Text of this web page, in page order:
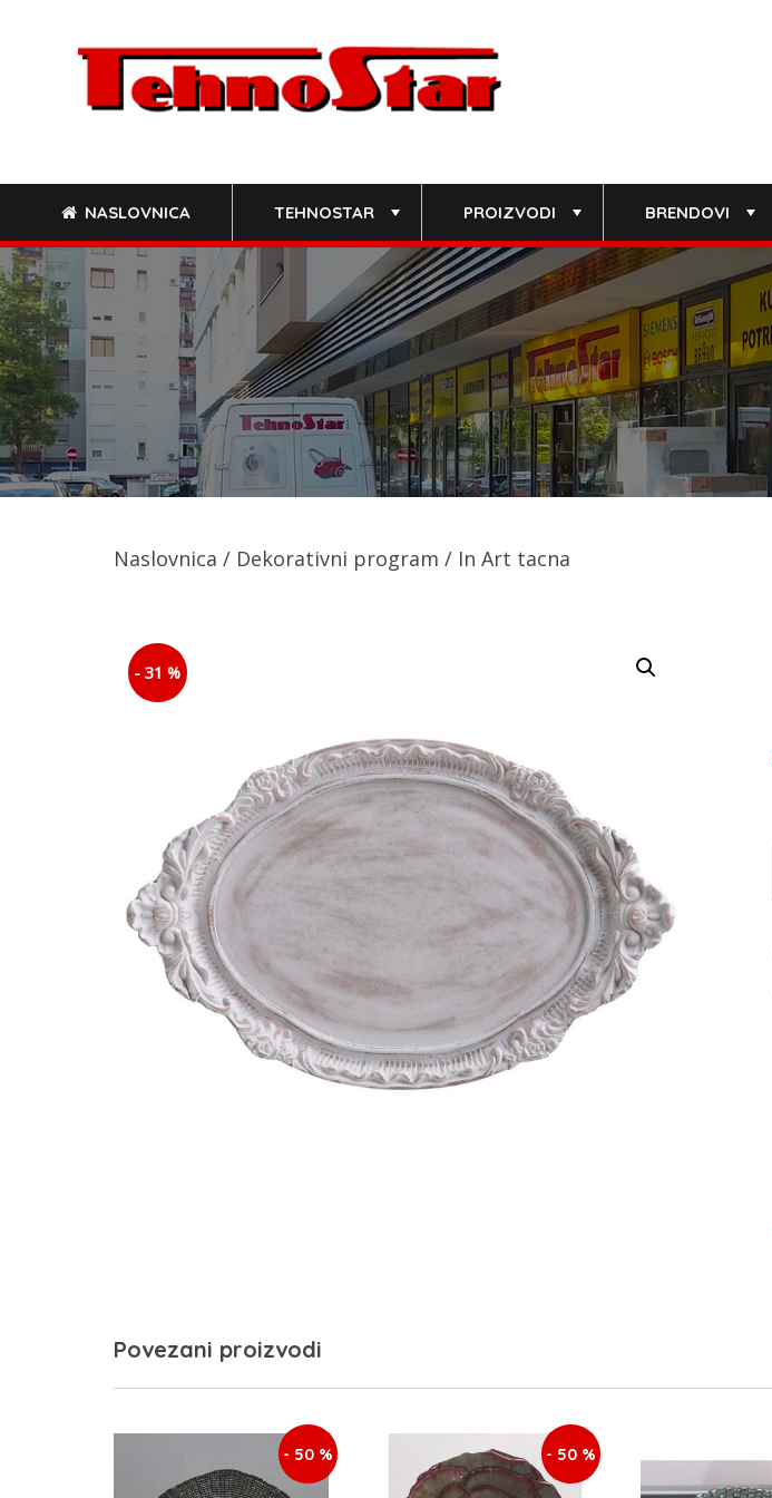
NASLOVNICA TEHNOSTAR PROIZVODI BRENDOVI
Naslovnica / Dekorativni program / In Art tacna
- 31 %
Povezani proizvodi
- 50 % - 50 %